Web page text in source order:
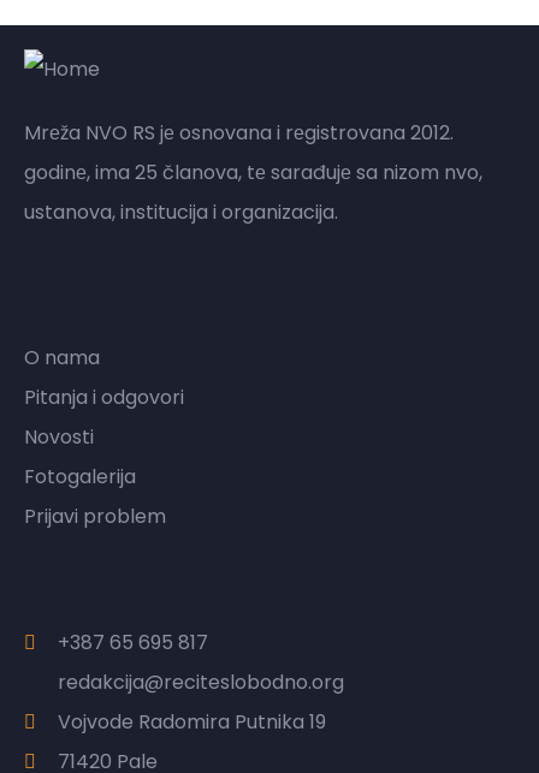
Mrеža NVO RS jе osnovana i rеgistrovana 2012.
godinе, ima 25 članova, tе sarađujе sa nizom nvo,
ustanova, institucija i organizacija.
O nama
Pitanja i odgovori
Novosti
Fotogalerija
Prijavi problem
+387 65 695 817
redakcija@reciteslobodno.org
Vojvode Radomira Putnika 19
71420 Pale